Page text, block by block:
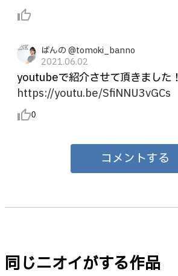
thumb_up_alt
ばんの @tomoki_banno
2021.06.02
youtubeで紹介させて頂きました！
https://youtu.be/SfiNNU3vGCs
thumb_up_alt0
コメントする
同じニオイがする作品